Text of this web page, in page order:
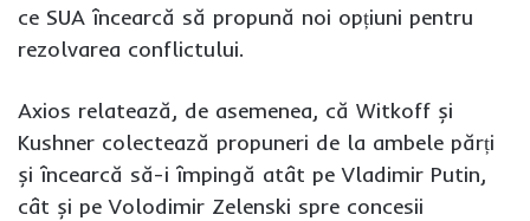
ce SUA încearcă să propună noi opțiuni pentru
rezolvarea conflictului.
Axios relatează, de asemenea, că Witkoff și
Kushner colectează propuneri de la ambele părți
și încearcă să-i împingă atât pe Vladimir Putin,
cât și pe Volodimir Zelenski spre concesii